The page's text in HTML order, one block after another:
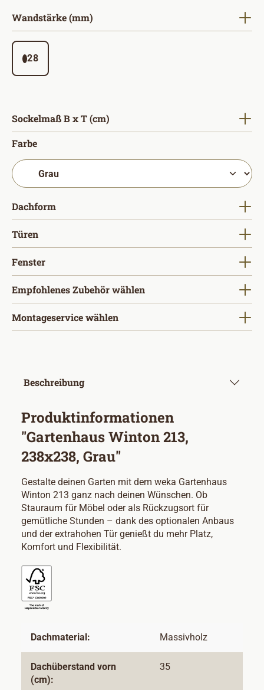
Wandstärke (mm)
28
Sockelmaß B x T (cm)
Farbeauswählen
Dachform
Türen
Fensterauswählen
Empfohlenes Zubehör wählen
Montageservice wählen
Beschreibung
Produktinformationen
"Gartenhaus Winton 213,
238x238, Grau"
Gestalte deinen Garten mit dem weka Gartenhaus
Winton 213 ganz nach deinen Wünschen. Ob
Stauraum für Möbel oder als Rückzugsort für
gemütliche Stunden – dank des optionalen Anbaus
und der extrahohen Tür genießt du mehr Platz,
Komfort und Flexibilität.
Dachmaterial: Massivholz
Dachüberstand vorn
(cm):
35